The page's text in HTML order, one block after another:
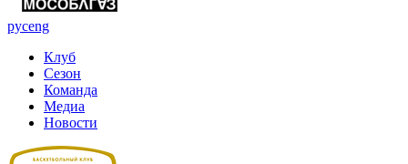
русeng
Клуб
Сезон
Команда
Медиа
Новости